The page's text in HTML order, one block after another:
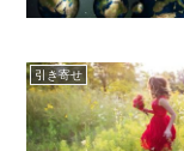
引き寄せ